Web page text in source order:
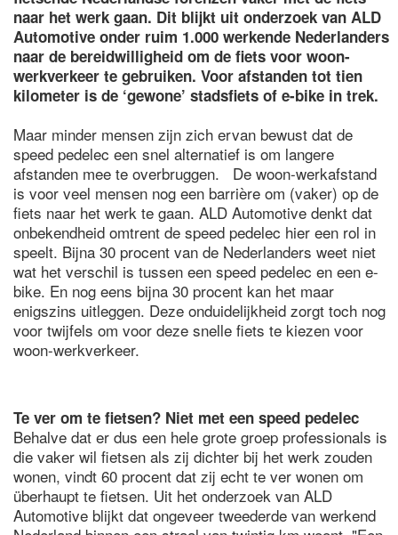
naar het werk gaan. Dit blijkt uit onderzoek van ALD
Automotive onder ruim 1.000 werkende Nederlanders
naar de bereidwilligheid om de fiets voor woon-
werkverkeer te gebruiken. Voor afstanden tot tien
kilometer is de ‘gewone’ stadsfiets of e-bike in trek.
Maar minder mensen zijn zich ervan bewust dat de
speed pedelec een snel alternatief is om langere
afstanden mee te overbruggen. De woon-werkafstand
is voor veel mensen nog een barrière om (vaker) op de
fiets naar het werk te gaan. ALD Automotive denkt dat
onbekendheid omtrent de speed pedelec hier een rol in
speelt. Bijna 30 procent van de Nederlanders weet niet
wat het verschil is tussen een speed pedelec en een e-
bike. En nog eens bijna 30 procent kan het maar
enigszins uitleggen. Deze onduidelijkheid zorgt toch nog
voor twijfels om voor deze snelle fiets te kiezen voor
woon-werkverkeer.
Te ver om te fietsen? Niet met een speed pedelec
Behalve dat er dus een hele grote groep professionals is
die vaker wil fietsen als zij dichter bij het werk zouden
wonen, vindt 60 procent dat zij echt te ver wonen om
überhaupt te fietsen. Uit het onderzoek van ALD
Automotive blijkt dat ongeveer tweederde van werkend